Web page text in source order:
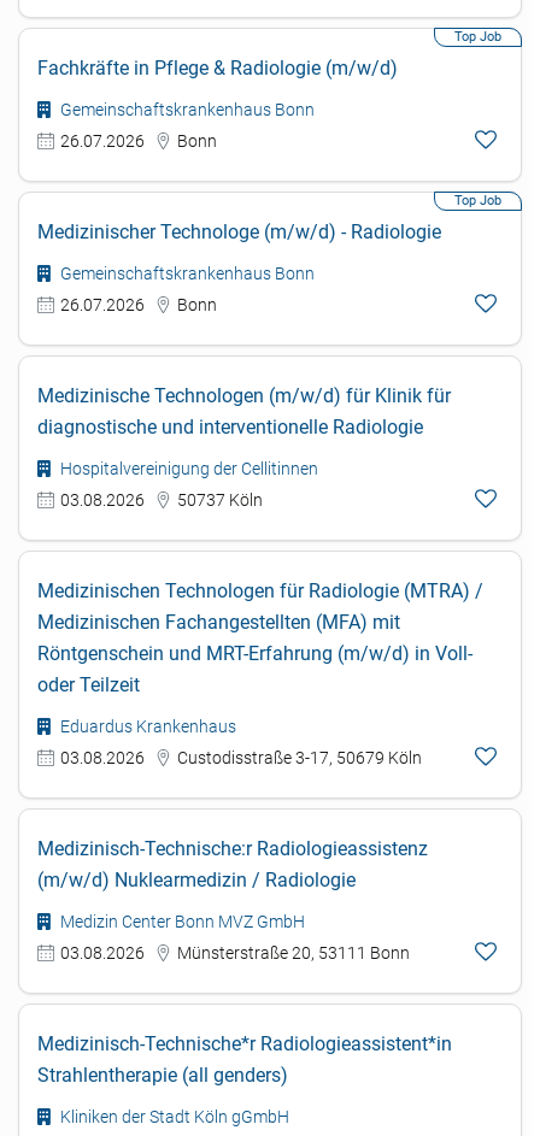
Fachkräfte in Pflege & Radiologie (m/w/d)
Gemeinschaftskrankenhaus Bonn
26.07.2026
Bonn
Medizinischer Technologe (m/w/d) - Radiologie
Gemeinschaftskrankenhaus Bonn
26.07.2026
Bonn
Medizinische Technologen (m/w/d) für Klinik für
diagnostische und interventionelle Radiologie
Hospitalvereinigung der Cellitinnen
03.08.2026
50737 Köln
Medizinischen Technologen für Radiologie (MTRA) /
Medizinischen Fachangestellten (MFA) mit
Röntgenschein und MRT-Erfahrung (m/w/d) in Voll-
oder Teilzeit
Eduardus Krankenhaus
03.08.2026
Custodisstraße 3-17, 50679 Köln
Medizinisch-Technische:r Radiologieassistenz
(m/w/d) Nuklearmedizin / Radiologie
Medizin Center Bonn MVZ GmbH
03.08.2026
Münsterstraße 20, 53111 Bonn
Medizinisch-Technische*r Radiologieassistent*in
Strahlentherapie (all genders)
Kliniken der Stadt Köln gGmbH